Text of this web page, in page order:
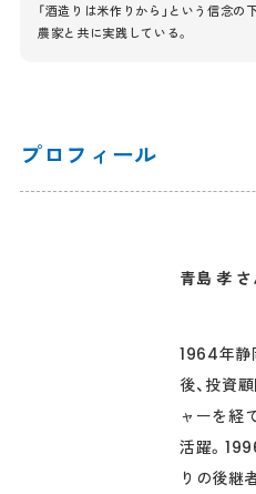
「酒造りは米作りから」という信念
農家と共に実践している。
プロフィール
青島 孝 さ
1964年静
後、投資
ャーを経
活躍。
りの後継